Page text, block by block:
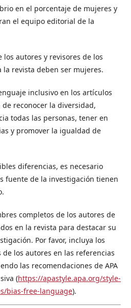
en el porcentaje de mujeres y
el equipo editorial de la
los autores y revisores de los
la revista deben ser mujeres.
inclusivo en los artículos
reconocer la diversidad,
todas las personas, tener en
y promover la igualdad de
diferencias, es necesario
fuente de la investigación tienen
completos de los autores de
en la revista para destacar su
Por favor, incluya los
los autores en las referencias
las recomendaciones de APA
(https://apastyle.apa.org/style-
bias-free-language).